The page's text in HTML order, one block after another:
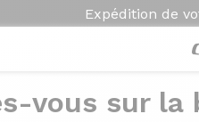
Expédition de
vous sur la